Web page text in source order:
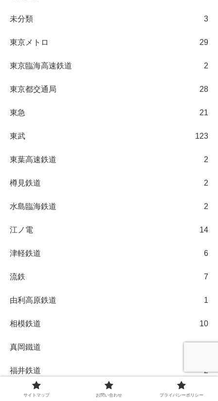
未分類 3
東京メトロ 29
東京臨海高速鉄道 2
東京都交通局 28
東急 21
東武 123
東葉高速鉄道 2
樽見鉄道 2
水島臨海鉄道 2
江ノ電 14
津軽鉄道 6
流鉄 7
由利高原鉄道 1
相模鉄道 10
真岡鐵道
福井鉄道 2
福島交通
サイトマップ お問い合わせ プライバシーポリシー